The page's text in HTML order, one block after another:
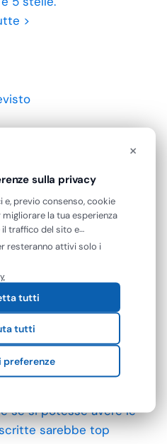
>
come da descrizione,
se si potesse avere le
sarebbe top
×
sulla privacy
previo consenso, cookie
la tua esperienza
il traffico del sito e
personalizzati. Puoi
gestire le tue
o revocare il consenso in
resteranno attivi solo i
tutti
tutti
preferenze